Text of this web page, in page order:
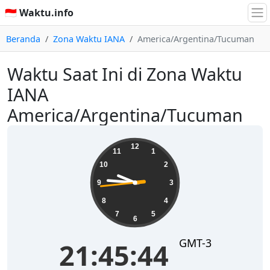
🇮🇩 Waktu.info
Beranda Zona Waktu IANA America/Argentina/Tucuman
Waktu Saat Ini di Zona Waktu
IANA
America/Argentina/Tucuman
12
1
2
3
4
5
6
7
8
9
10
11
21:45:45 GMT-3